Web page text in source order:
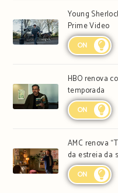
Young
Prime Video
ON
HBO renova
temporada
ON
AMC renova
da estreia da
ON